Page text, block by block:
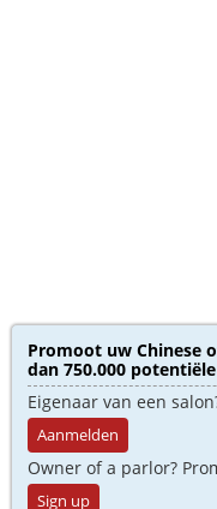
Promoot uw Chinese
dan 750.000
Eigenaar van een
Aanmelden
Owner of a parlor?
Sign up